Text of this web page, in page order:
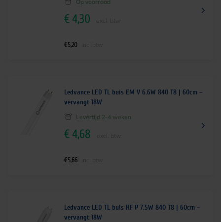
Op voorraad
€ 4,30
€5,20
Ledvance LED TL buis EM V 6.6W 840 T8 | 60cm –
vervangt 18W
Levertijd 2-4 weken
€ 4,68
€5,66
Ledvance LED TL buis HF P 7.5W 840 T8 | 60cm –
vervangt 18W